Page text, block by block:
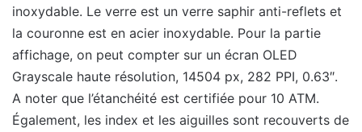
inoxydable. Le verre est un verre saphir anti-reflets et
la couronne est en acier inoxydable. Pour la partie
affichage, on peut compter sur un écran OLED
Grayscale haute résolution, 14504 px, 282 PPI, 0.63″.
A noter que l’étanchéité est certifiée pour 10 ATM.
Également, les index et les aiguilles sont recouverts de